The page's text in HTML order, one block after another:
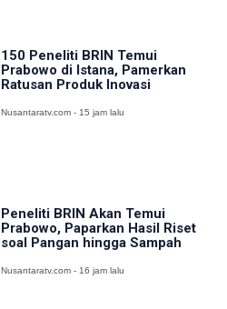
150 Peneliti BRIN Temui
Prabowo di Istana, Pamerkan
Ratusan Produk Inovasi
Nusantaratv.com - 15 jam lalu
Peneliti BRIN Akan Temui
Prabowo, Paparkan Hasil Riset
soal Pangan hingga Sampah
Nusantaratv.com - 16 jam lalu